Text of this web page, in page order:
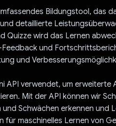
Bildungstool, das
detaillierte
Quizze wird das Lernen
und
und
API verwendet, um erweiterte
Mit der API können wir
und Schwächen erkennen und
für maschinelles Lernen von